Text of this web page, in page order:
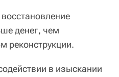
денег, чем
реконструкции.
в изыскании